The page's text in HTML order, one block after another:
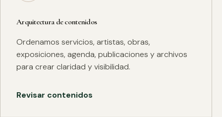
Arquitectura de contenidos
Ordenamos servicios, artistas, obras,
exposiciones, agenda, publicaciones y archivos
para crear claridad y visibilidad.
Revisar contenidos